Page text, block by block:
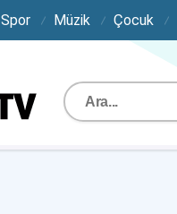
Spor Müzik Çocuk